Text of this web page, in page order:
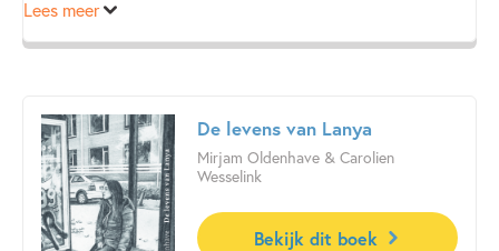
midden op open zee?
Lees meer
De levens van Lanya
Mirjam Oldenhave & Carolien
Wesselink
Bekijk dit boek